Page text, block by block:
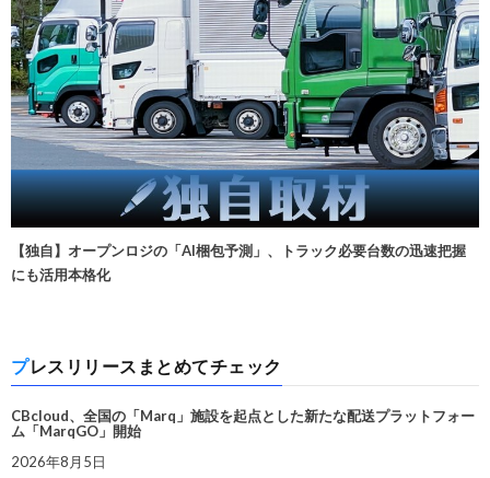
【独自】オープンロジの「AI梱包予測」、トラック必要台数の迅速把握
にも活用本格化
プレスリリースまとめてチェック
CBcloud、全国の「Marq」施設を起点とした新たな配送プラットフォー
ム「MarqGO」開始
2026年8月5日